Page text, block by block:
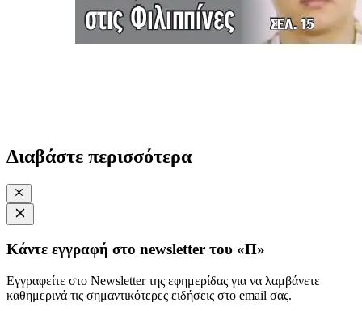
Διαβάστε περισσότερα
Κάντε εγγραφή στο newsletter του «Π»
Εγγραφείτε στο Newsletter της εφημερίδας για να λαμβάνετε
καθημερινά τις σημαντικότερες ειδήσεις στο email σας.